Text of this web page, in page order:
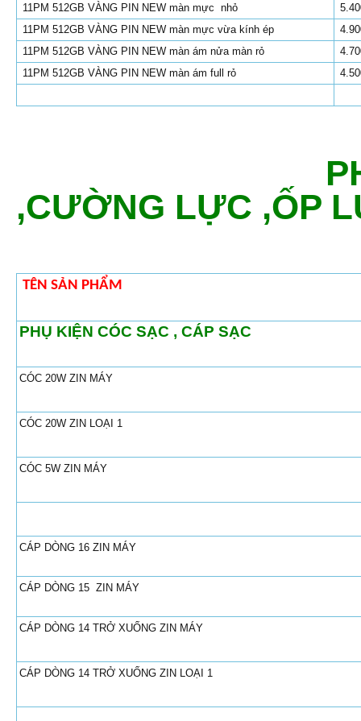
11PM 512GB VÀNG PIN NEW màn mực nhỏ
11PM 512GB VÀNG PIN NEW màn mực vừa kính ép
11PM 512GB VÀNG PIN NEW màn ám nửa màn rỏ
11PM 512GB VÀNG PIN NEW màn ám full rỏ
PHỤ KIỆN
,CƯỜNG LỰC ,ỐP
TÊN SẢN PHẨM
PHỤ KIỆN CÓC SẠC , CÁP SẠC
CÓC 20W ZIN MÁY
CÓC 20W ZIN LOẠI 1
CÓC 5W ZIN MÁY
CÁP DÒNG 16 ZIN MÁY
CÁP DÒNG 15 ZIN MÁY
CÁP DÒNG 14 TRỞ XUỐNG ZIN MÁY
CÁP DÒNG 14 TRỞ XUỐNG ZIN LOẠI 1